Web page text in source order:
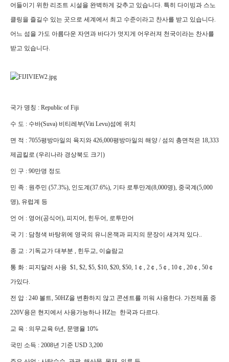
어들이기 위한 리조트 시설을 완벽하게 갖추고 있습니다. 특히 다이빙과 스노
클링을 즐길수 있는 곳으로 세계에서 최고 수준이라고 찬사를 받고 있습니다.
어느 섬을 가도 아름다운 자연과 바다가 멋지게 어우러져 천국이라는 찬사를
받고 있습니다.
국가 명칭 : Republic of Fiji
수 도 : 수바(Suva) 비티레부(Viti Levu)섬에 위치
면 적 : 7055평방마일의 육지와 426,000평방마일의 해양 / 섬의 총면적은 18,333
제곱킬로 (우리나라 경상북도 크기)
인 구 : 90만명 정도
민 족 : 원주민 (57.3%), 인도계(37.6%), 기타 로투만계(8,000명), 중국계(5,000
명), 유럽계 등
언 어 : 영어(공식어), 피지어, 힌두어, 로투만어
국 기 : 담청색 바탕위에 영국의 유니온잭과 피지의 문장이 새겨져 있다..
종 교 : 기독교가 대부분 , 힌두교, 이슬람교
통 화 : 피지달러 사용 $1, $2, $5, $10, $20, $50, 1￠, 2￠, 5￠, 10￠, 20￠, 50￠
가있다.
전 압 : 240 볼트, 50HZ을 변환하지 않고 콘센트를 끼워 사용한다. 가전제품 중
220V용은 현지에서 사용가능하나 HZ는 한국과 다르다.
교 육 : 의무교육 6년, 문맹율 10%
국민 소득 : 2008년 기준 USD 3,200